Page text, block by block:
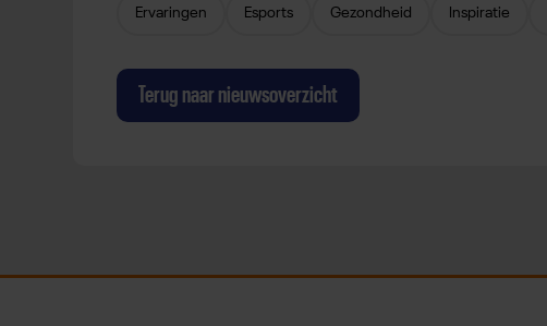
Ervaringen Esports Gezondheid Inspiratie
Terug naar nieuwsoverzicht